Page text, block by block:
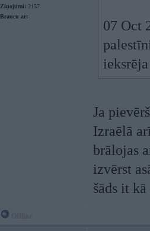
Ziņojumi: 2157
Braucu ar:
07 Oct
Ja
Izraēlā
brālojas
izvērst
šāds it